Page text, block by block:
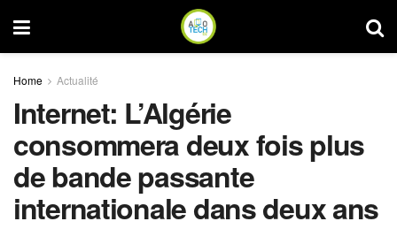
Home Actualité
Internet: L’Algérie
consommera deux fois plus
de bande passante
internationale dans deux ans